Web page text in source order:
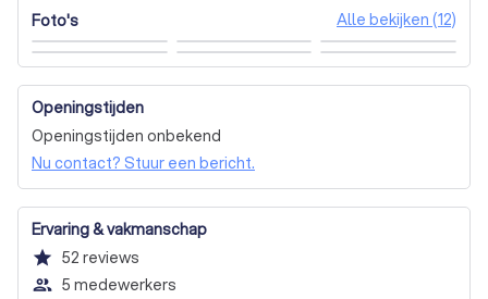
Airco zonder buitenunit
Infrezen van vloerverwarming
Elektrische vloerwarming
Grond/water warmtepomp
Volledig elektrische warmtepomp (geen cv)
Hybride warmtepomp (i.c.m. cv)
Weet ik nog niet, adviseer mij
Foto's Alle bekijken (12)
Openingstijden
Openingstijden onbekend
Nu contact? Stuur een bericht.
Ervaring & vakmanschap
star 52 reviews
people_outline 5 medewerkers